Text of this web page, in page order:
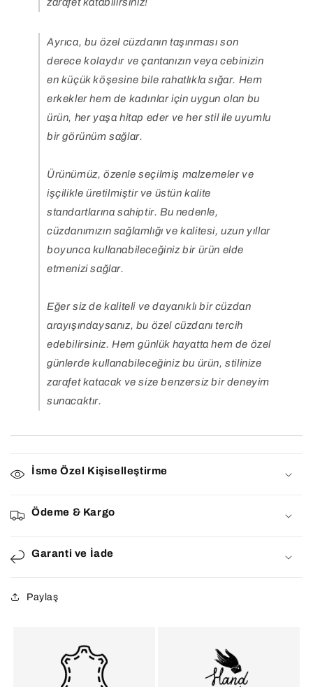
Ayrıca, bu özel cüzdanın taşınması son
derece kolaydır ve çantanızın veya cebinizin
en küçük köşesine bile rahatlıkla sığar. Hem
erkekler hem de kadınlar için uygun olan bu
ürün, her yaşa hitap eder ve her stil ile uyumlu
bir görünüm sağlar.
Ürünümüz, özenle seçilmiş malzemeler ve
işçilikle üretilmiştir ve üstün kalite
standartlarına sahiptir. Bu nedenle,
cüzdanımızın sağlamlığı ve kalitesi, uzun yıllar
boyunca kullanabileceğiniz bir ürün elde
etmenizi sağlar.
Eğer siz de kaliteli ve dayanıklı bir cüzdan
arayışındaysanız, bu özel cüzdanı tercih
edebilirsiniz. Hem günlük hayatta hem de özel
günlerde kullanabileceğiniz bu ürün, stilinize
zarafet katacak ve size benzersiz bir deneyim
sunacaktır.
İsme Özel Kişiselleştirme
Ödeme & Kargo
Garanti ve İade
Paylaş